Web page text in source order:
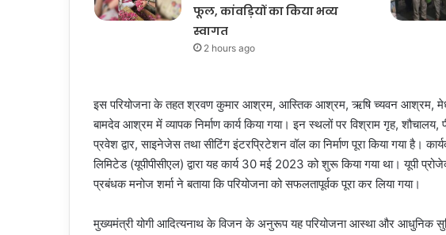
फूल, कांवड़ियों का किया भव्य
स्वागत
2 hours ago
इस परियोजना के तहत श्रवण कुमार आश्रम, आस्तिक आश्रम, ऋषि च्यवन आश्रम,
बामदेव आश्रम में व्यापक निर्माण कार्य किया गया। इन स्थलों पर विश्राम गृह,
प्रवेश द्वार, साइनेजेस तथा सीटिंग इंटरप्रिटेशन वॉल का निर्माण पूरा किया गया है।
लिमिटेड (यूपीपीसीएल) द्वारा यह कार्य 30 मई 2023 को शुरू किया गया था। यूपी
प्रबंधक मनोज शर्मा ने बताया कि परियोजना को सफलतापूर्वक पूरा कर लिया गया।
मुख्यमंत्री योगी आदित्यनाथ के विजन के अनुरूप यह परियोजना आस्था और आधुनिक